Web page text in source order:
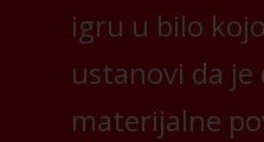
igru u bilo
ustanovi da je
materijalne